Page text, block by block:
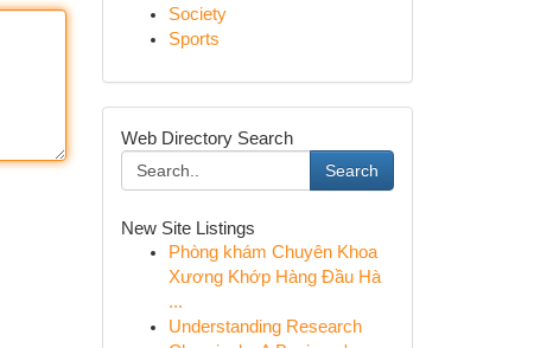
Society
Sports
Web Directory Search
Search
New Site Listings
Phòng khám Chuyên Khoa
Xương Khớp Hàng Đầu Hà
...
Understanding Research